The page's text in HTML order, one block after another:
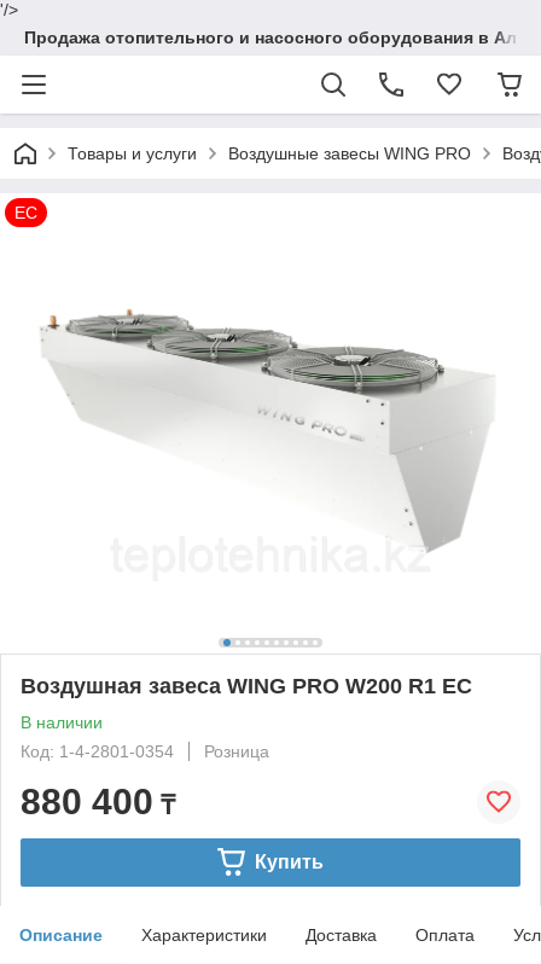
'/>
Продажа отопительного и насосного оборудования в
Товары и услуги Воздушные завесы WING PRO
EC
Воздушная завеса WING PRO W200 R1 EC
В наличии
Код: 1-4-2801-0354
Розница
880 400 ₸
Купить
Описание Характеристики Доставка Оплата